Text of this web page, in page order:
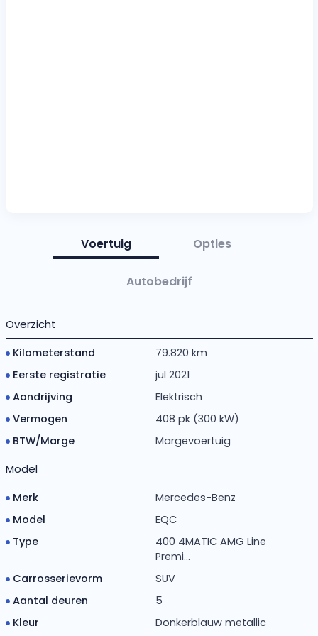
Voertuig Opties
Autobedrijf
Overzicht
Kilometerstand
79.820 km
Eerste registratie
jul 2021
Aandrijving
Elektrisch
Vermogen
408 pk (300 kW)
BTW/Marge
Margevoertuig
Model
Merk
Mercedes-Benz
Model
EQC
Type
400 4MATIC AMG Line
Premi...
Carrosserievorm
SUV
Aantal deuren
5
Kleur
Donkerblauw metallic